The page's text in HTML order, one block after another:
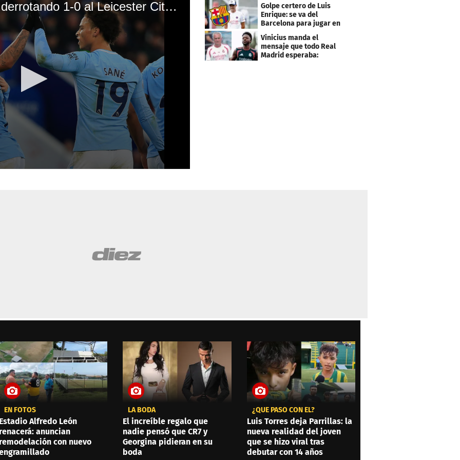
Manchester City está derrotando 1-0 al Leicester City por la Premier League
Golpe certero de Luis
Enrique: se va del
Barcelona para jugar en
el PSG
Vinicius manda el
mensaje que todo Real
Madrid esperaba:
EN FOTOS
Estadio Alfredo León
renacerá: anuncian
remodelación con nuevo
LA BODA
El increíble regalo que
nadie pensó que CR7 y
Georgina pidieran en su
boda
¿QUÉ PASÓ CON ÉL?
Luis Torres deja Parrillas: la
nueva realidad del joven
que se hizo viral tras
debutar con 14 años